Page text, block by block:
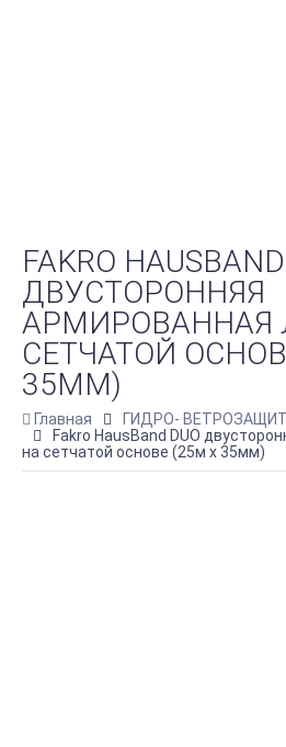
FAKRO
ДВУСТОРОННЯЯ
АРМИРОВАННАЯ
СЕТЧАТОЙ
35ММ)
Главная
ГИДРО-
Fakro HausBand DUO
на сетчатой основе (25м х 35мм)